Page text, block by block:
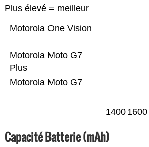
Plus élevé = meilleur
Motorola Moto G7
Motorola Moto G7
Plus
Motorola One Vision
1400 1600
Capacité Batterie (mAh)